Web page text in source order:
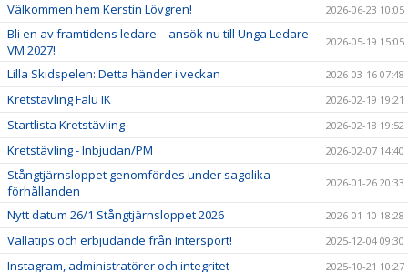
KLÄDER OCH UTRUSTNING
BLI MEDLEM
FUNKTIONÄRER
VASALOPPET
Välkommen hem Kerstin Lövgren! 2026-06-23 10:05
Bli en av framtidens ledare – ansök nu till Unga Ledare
VM 2027!
2026-05-19 15:05
Lilla Skidspelen: Detta händer i veckan 2026-03-16 07:48
Kretstävling Falu IK 2026-02-19 19:21
Startlista Kretstävling 2026-02-18 19:52
Kretstävling - Inbjudan/PM 2026-02-07 14:40
Stångtjärnsloppet genomfördes under sagolika
förhållanden
2026-01-26 20:33
Nytt datum 26/1 Stångtjärnsloppet 2026 2026-01-10 18:28
Vallatips och erbjudande från Intersport! 2025-12-04 09:30
Instagram, administratörer och integritet 2025-10-21 10:27